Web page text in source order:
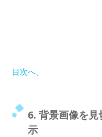
目次へ。
6. 背景画像を
示